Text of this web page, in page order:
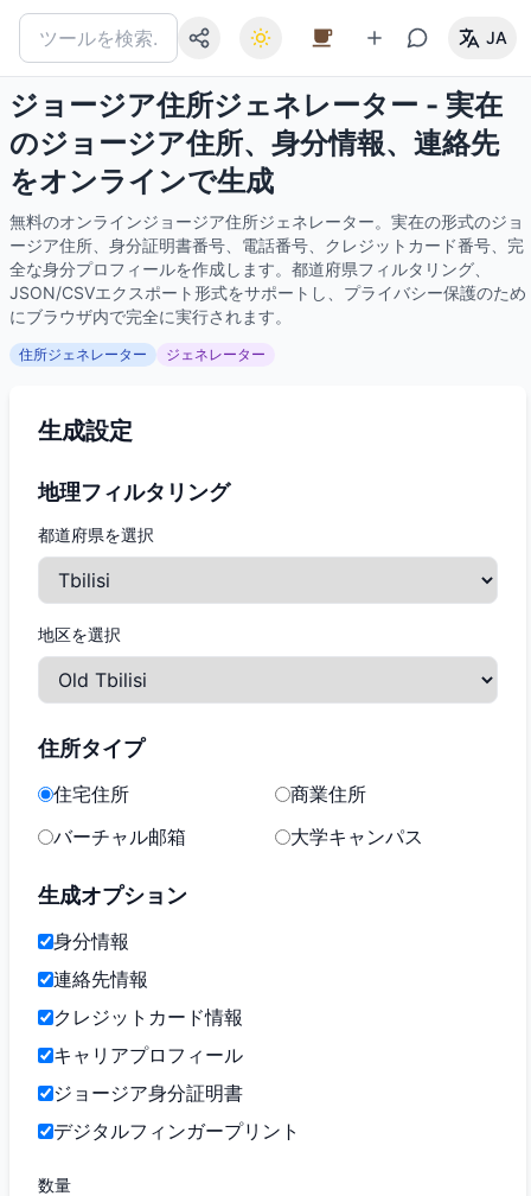
JA
ジョージア住所ジェネレーター - 実在
のジョージア住所、身分情報、連絡先
をオンラインで生成
無料のオンラインジョージア住所ジェネレーター。実在の形式のジョ
ージア住所、身分証明書番号、電話番号、クレジットカード番号、完
全な身分プロフィールを作成します。都道府県フィルタリング、
JSON/CSVエクスポート形式をサポートし、プライバシー保護のため
にブラウザ内で完全に実行されます。
住所ジェネレーター ジェネレーター
生成設定
地理フィルタリング
都道府県を選択
地区を選択
住所タイプ
住宅住所
商業住所
バーチャル邮箱
大学キャンパス
生成オプション
身分情報
連絡先情報
クレジットカード情報
キャリアプロフィール
ジョージア身分証明書
デジタルフィンガープリント
数量